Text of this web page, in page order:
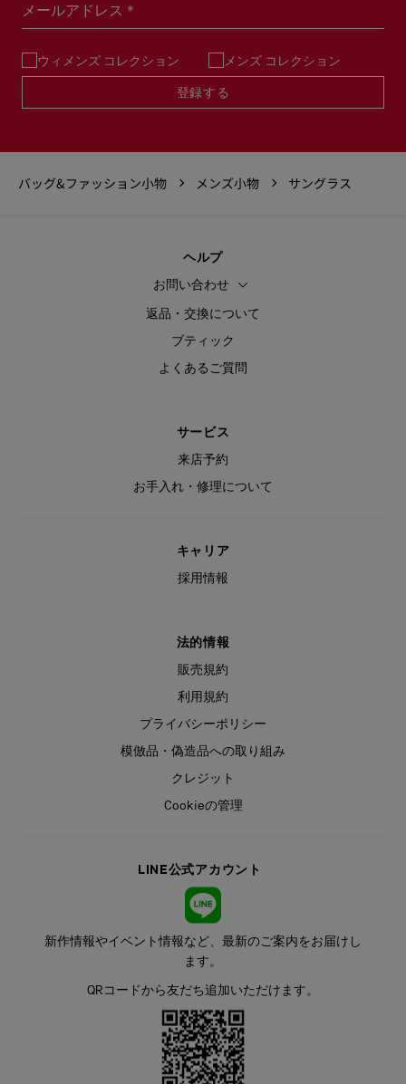
メールアドレス＊
ウィメンズ コレクション メンズ コレクション
登録する
バッグ&ファッション小物 メンズ小物 サングラス
ヘルプ
お問い合わせ
返品・交換について
ブティック
よくあるご質問
サービス
来店予約
お手入れ・修理について
キャリア
採用情報
法的情報
販売規約
利用規約
プライバシーポリシー
模倣品・偽造品への取り組み
クレジット
Cookieの管理
LINE公式アカウント
新作情報やイベント情報など、最新のご案内をお届けし
ます。
QRコードから友だち追加いただけます。